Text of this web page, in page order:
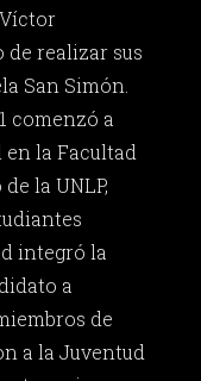
de realizar sus
San Simón.
comenzó a
la Facultad
la UNLP,
integró la
a
de
a la Juventud